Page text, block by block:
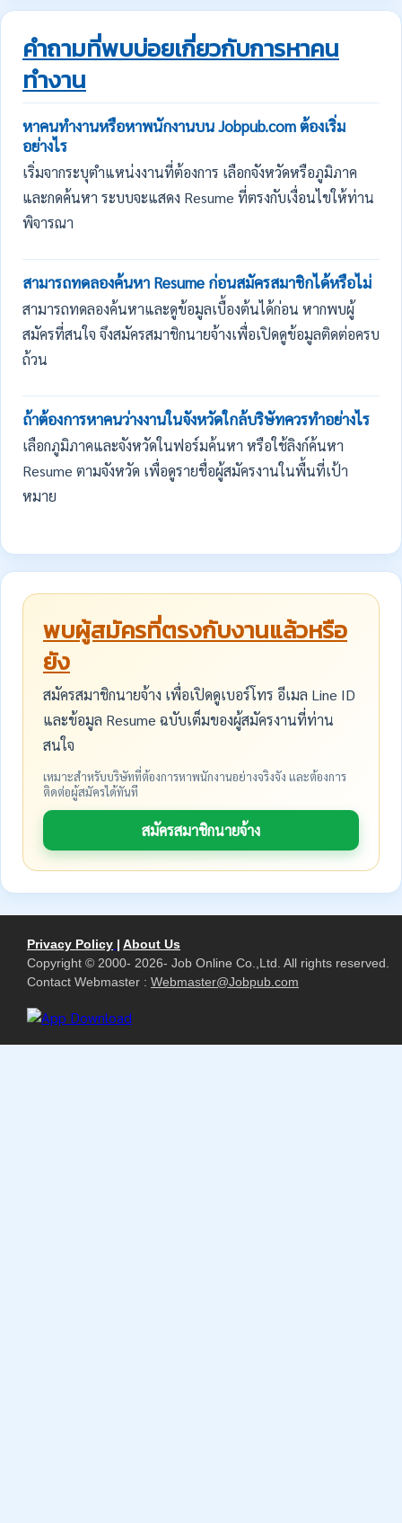
คำถามที่พบบ่อยเกี่ยวกับการหาคน
ทำงาน
หาคนทำงานหรือหาพนักงานบน Jobpub.com ต้องเริ่ม
อย่างไร
เริ่มจากระบุตำแหน่งงานที่ต้องการ เลือกจังหวัดหรือภูมิภาค
และกดค้นหา ระบบจะแสดง Resume ที่ตรงกับเงื่อนไขให้ท่าน
พิจารณา
สามารถทดลองค้นหา Resume ก่อนสมัครสมาชิกได้หรือไม่
สามารถทดลองค้นหาและดูข้อมูลเบื้องต้นได้ก่อน หากพบผู้
สมัครที่สนใจ จึงสมัครสมาชิกนายจ้างเพื่อเปิดดูข้อมูลติดต่อครบ
ถ้วน
ถ้าต้องการหาคนว่างงานในจังหวัดใกล้บริษัทควรทำอย่างไร
เลือกภูมิภาคและจังหวัดในฟอร์มค้นหา หรือใช้ลิงก์ค้นหา
Resume ตามจังหวัด เพื่อดูรายชื่อผู้สมัครงานในพื้นที่เป้า
หมาย
พบผู้สมัครที่ตรงกับงานแล้วหรือ
ยัง
สมัครสมาชิกนายจ้าง เพื่อเปิดดูเบอร์โทร อีเมล Line ID
และข้อมูล Resume ฉบับเต็มของผู้สมัครงานที่ท่าน
สนใจ
เหมาะสำหรับบริษัทที่ต้องการหาพนักงานอย่างจริงจัง และต้องการ
ติดต่อผู้สมัครได้ทันที
สมัครสมาชิกนายจ้าง
Privacy Policy | About Us
Copyright © 2000- 2026- Job Online Co.,Ltd. All rights reserved.
Contact Webmaster : Webmaster@Jobpub.com